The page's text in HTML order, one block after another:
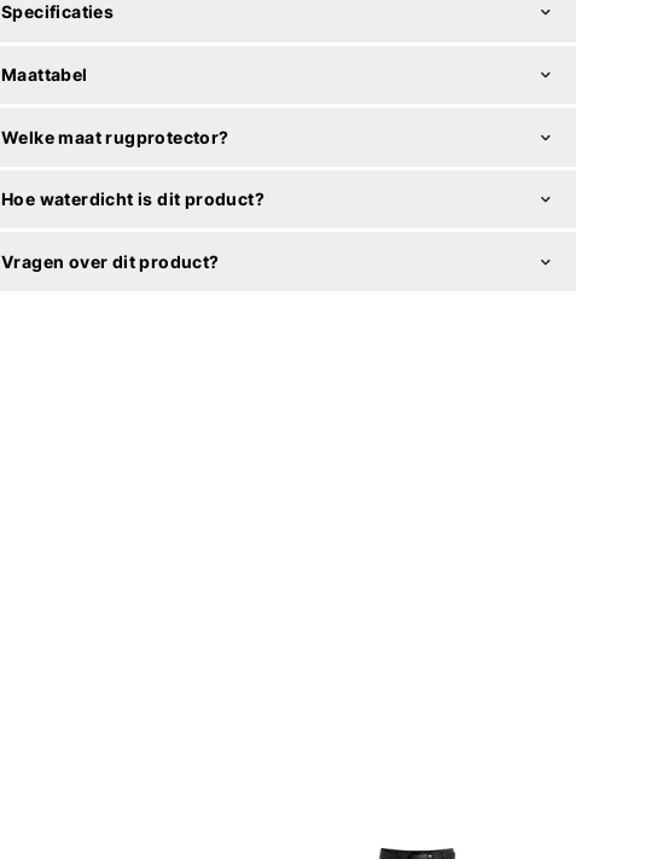
Specificaties
Maattabel
Welke maat rugprotector?
Hoe waterdicht is dit product?
Vragen over dit product?